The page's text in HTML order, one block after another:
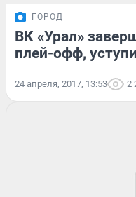
ГОРОД
ВК «Урал»
плей-офф,
24 апреля, 2017, 13:53 2